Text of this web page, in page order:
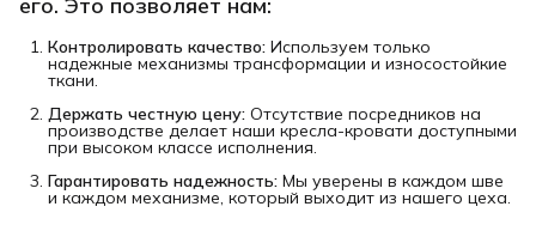
Контролировать качество: Используем только
надежные механизмы трансформации и износостойкие
ткани.
Держать честную цену: Отсутствие посредников на
производстве делает наши кресла-кровати доступными
при высоком классе исполнения.
Гарантировать надежность: Мы уверены в каждом шве
и каждом механизме, который выходит из нашего цеха.